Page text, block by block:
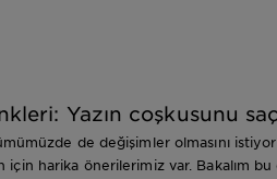
Yazın coşkusunu
de değişimler olmasını
için harika önerilerimiz var. Bakalım